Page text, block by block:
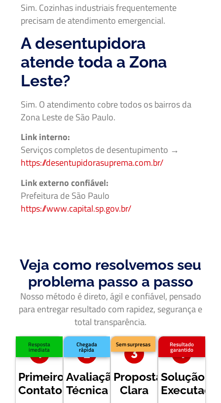
Sim. Cozinhas industriais frequentemente
precisam de atendimento emergencial.
A desentupidora
atende toda a Zona
Leste?
Sim. O atendimento cobre todos os bairros da
Zona Leste de São Paulo.
Link interno:
Serviços completos de desentupimento →
https://desentupidorasuprema.com.br/
Link externo confiável:
Prefeitura de São Paulo
https://www.capital.sp.gov.br/
Veja como resolvemos seu
problema passo a passo
Nosso método é direto, ágil e confiável, pensado
para entregar resultado com rapidez, segurança e
total transparência.
Primeiro
Contato
Resposta
imediata
Avaliação
Técnica
Chegada
rápida
Proposta
Clara
Sem surpresas
Solução
Executada
Resultado
garantido